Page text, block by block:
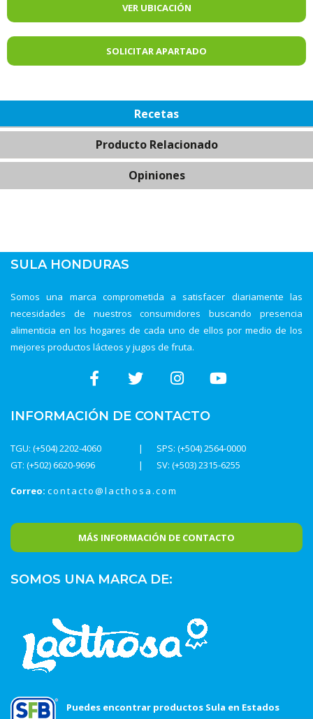
VER UBICACIÓN
SOLICITAR APARTADO
Recetas
Producto Relacionado
Opiniones
SULA HONDURAS
Somos una marca comprometida a satisfacer diariamente las
necesidades de nuestros consumidores buscando presencia
alimenticia en los hogares de cada uno de ellos por medio de los
mejores productos lácteos y jugos de fruta.
INFORMACIÓN DE CONTACTO
TGU: (+504) 2202-4060
SPS: (+504) 2564-0000
SV: (+503) 2315-6255
GT: (+502) 6620-9696
Correo: contacto@lacthosa.com
MÁS INFORMACIÓN DE CONTACTO
SOMOS UNA MARCA DE:
Puedes encontrar productos Sula en Estados